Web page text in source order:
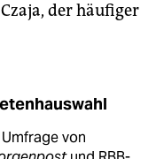
der häufiger
von